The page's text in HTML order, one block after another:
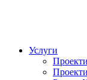
Услуги